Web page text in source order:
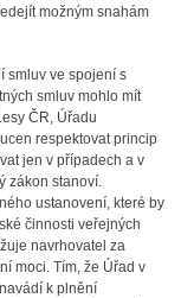
možným snahám
smluv ve spojení s
smluv mohlo mít
ČR, Úřadu
respektovat princip
jen v případech a v
zákon stanoví.
ustanovení, které by
činnosti veřejných
navrhovatel za
moci. Tím, že Úřad v
k plnění